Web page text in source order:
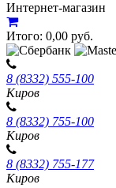
Интернет-магазин
Итого: 0,00 руб.
8 (8332) 555-100
Киров
8 (8332) 755-100
Киров
8 (8332) 755-177
Киров